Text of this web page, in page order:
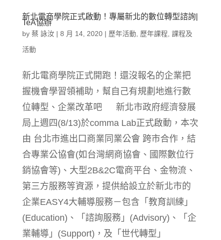
新北電商學院正式啟動！專屬新北的數位轉型諮詢|
TeA協辦
by 蔡 詠汝| 8 月 14, 2020| 歷年活動 歷年課程 課程及
活動
新北電商學院正式開跑！還沒報名的企業把
握機會學習領補助，幫自己有規劃地進行數
位轉型、企業改革吧 新北市政府經濟發展
局上週四(8/13)於comma Lab正式啟動，本次
由 台北市進出口商業同業公會 跨市合作，結
合專業公協會(如台灣網商協會、國際數位行
銷協會等)、大型2B&2C電商平台、金物流、
第三方服務等資源，提供給設立於新北市的
企業EASY4大輔導服務－包含「教育訓練」
(Education)、「諮詢服務」(Advisory)、「企
業輔導」(Support)，及「世代轉型」